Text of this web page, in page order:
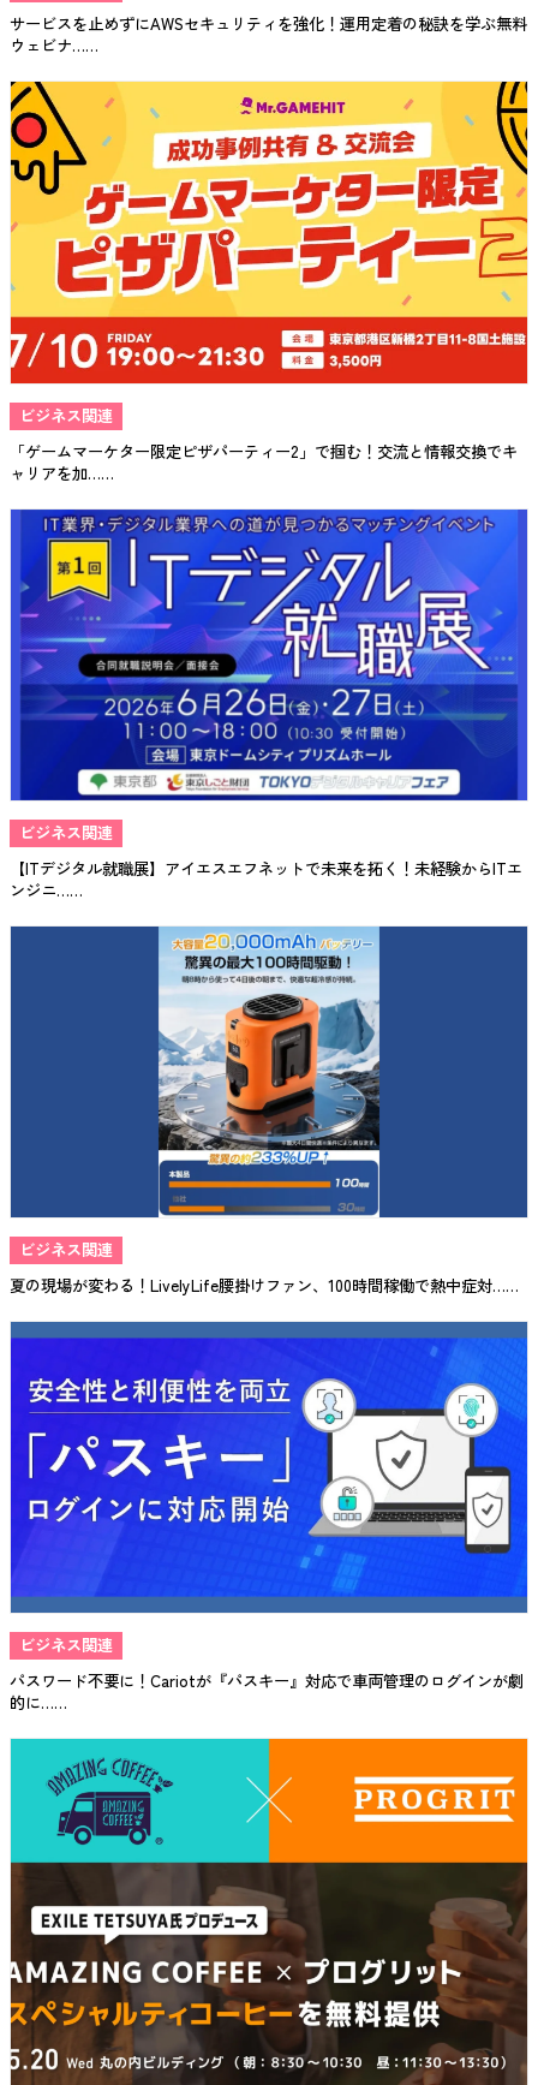
サービスを止めずにAWSセキュリティを強化！運用定着の秘訣を学ぶ無料
ウェビナ……
ビジネス関連
「ゲームマーケター限定ピザパーティー2」で掴む！交流と情報交換でキ
ャリアを加……
ビジネス関連
【ITデジタル就職展】アイエスエフネットで未来を拓く！未経験からITエ
ンジニ……
ビジネス関連
夏の現場が変わる！LivelyLife腰掛けファン、100時間稼働で熱中症対……
ビジネス関連
パスワード不要に！Cariotが『パスキー』対応で車両管理のログインが劇
的に……